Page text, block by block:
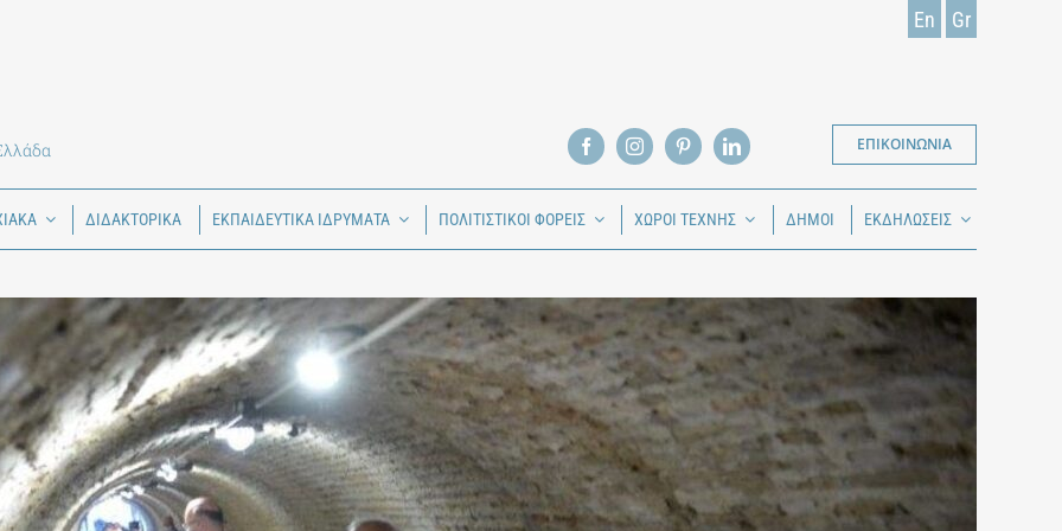
En Gr
ΕΠΙΚΟΙΝΩΝΙΑ
ΔΙΔΑΚΤΟΡΙΚΑ ΕΚΠΑΙΔΕΥΤΙΚΑ ΙΔΡΥΜΑΤΑ ΠΟΛΙΤΙΣΤΙΚΟΙ ΦΟΡΕΙΣ ΧΩΡΟΙ ΤΕΧΝΗΣ ΔΗΜΟΙ ΕΚΔΗΛΩΣΕΙΣ